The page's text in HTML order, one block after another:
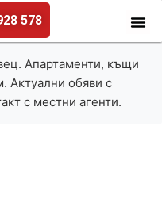
578
Апартаменти, къщи
Актуални обяви с
с местни агенти.